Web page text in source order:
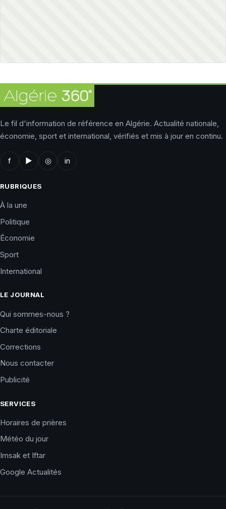
Le fil d'information de référence en Algérie. Actualité nationale,
économie, sport et international, vérifiés et mis à jour en continu.
f ▶ ◎ in
RUBRIQUES
À la une
Politique
Économie
Sport
International
LE JOURNAL
Qui sommes-nous ?
Charte éditoriale
Corrections
Nous contacter
Publicité
SERVICES
Horaires de prières
Météo du jour
Imsak et Iftar
Google Actualités